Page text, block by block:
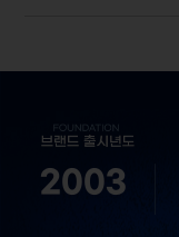
2003